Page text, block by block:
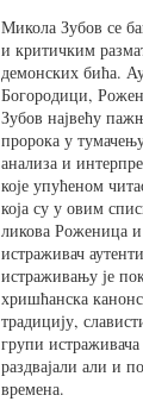
Микола Зубов се
и критичким
демонских бића.
Богородици,
Зубов највећу
пророка у
анализа и
које упућеном
која су у овим
ликова Роженица и
истраживач
истраживању је
хришћанска
традицију,
групи
раздвајали али и
времена.